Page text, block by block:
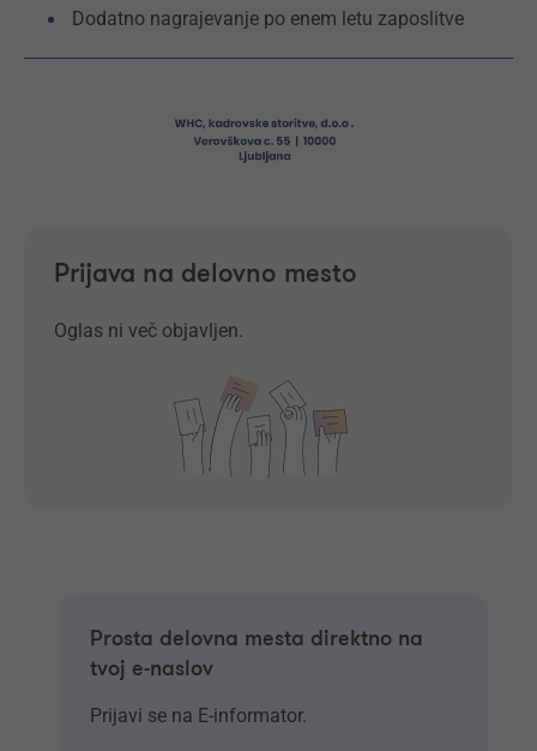
Dodatno nagrajevanje po enem letu zaposlitve
Prijava na delovno mesto
Oglas ni več objavljen.
Prosta delovna mesta direktno na
tvoj e-naslov
Prijavi se na E-informator.